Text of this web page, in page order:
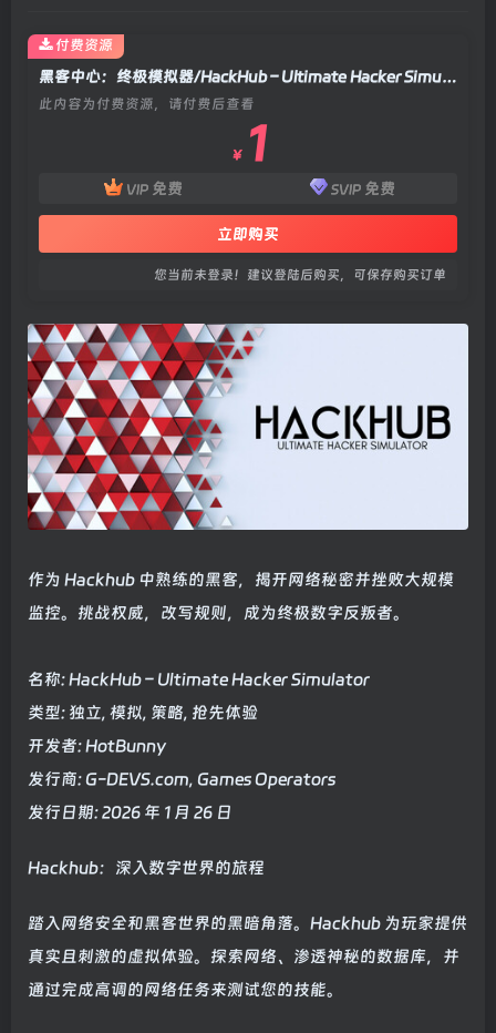
黑客中心：终极模拟器/HackHub – Ultimate Hacker Simulator Build.21640500|策略战棋|容量1.8GB|官方中文版
此内容为付费资源，请付费后查看
￥ 1
VIP 免费 SVIP 免费
立即购买
您当前未登录！建议登陆后购买，可保存购买订单
付费资源
作为 Hackhub 中熟练的黑客，揭开网络秘密并挫败大规模
监控。挑战权威，改写规则，成为终极数字反叛者。
名称: HackHub – Ultimate Hacker Simulator
类型: 独立, 模拟, 策略, 抢先体验
开发者: HotBunny
发行商: G-DEVS.com, Games Operators
发行日期: 2026 年 1 月 26 日
Hackhub：深入数字世界的旅程
踏入网络安全和黑客世界的黑暗角落。Hackhub 为玩家提供
真实且刺激的虚拟体验。探索网络、渗透神秘的数据库，并
通过完成高调的网络任务来测试您的技能。